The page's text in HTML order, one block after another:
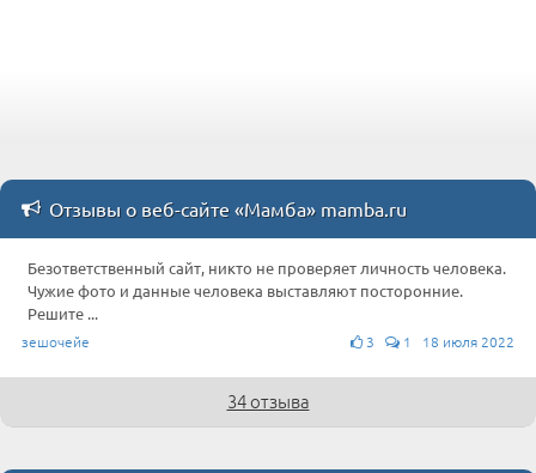
Отзывы о веб-сайте «Мамба» mamba.ru
Безответственный сайт, никто не проверяет личность человека.
Чужие фото и данные человека выставляют посторонние.
Решите ...
зешочейе 3 1 18 июля 2022
34 отзыва